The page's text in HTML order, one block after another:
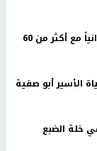
نادي الأسير: الاحتلال يعتقل ويحقق ميدانياً مع أكثر من 60
الأسير أبو صفية
في خلة الضبع